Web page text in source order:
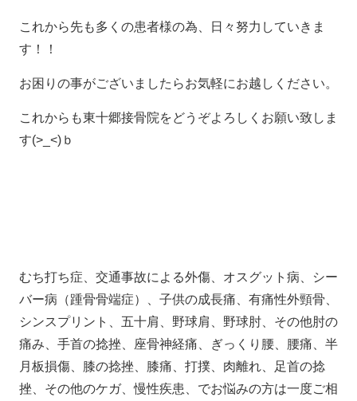
これから先も多くの患者様の為、日々努力していきま
す！！
お困りの事がございましたらお気軽にお越しください。
これからも東十郷接骨院をどうぞよろしくお願い致しま
す(>_<)ｂ
むち打ち症、交通事故による外傷、オスグット病、シー
バー病（踵骨骨端症）、子供の成長痛、有痛性外頸骨、
シンスプリント、五十肩、野球肩、野球肘、その他肘の
痛み、手首の捻挫、座骨神経痛、ぎっくり腰、腰痛、半
月板損傷、膝の捻挫、膝痛、打撲、肉離れ、足首の捻
挫、その他のケガ、慢性疾患、でお悩みの方は一度ご相